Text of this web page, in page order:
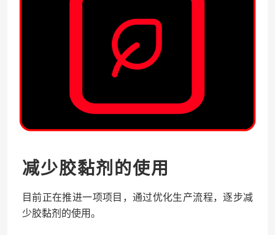
减少胶黏剂的使用
目前正在推进一项项目，通过优化生产流程，逐步减
少胶黏剂的使用。